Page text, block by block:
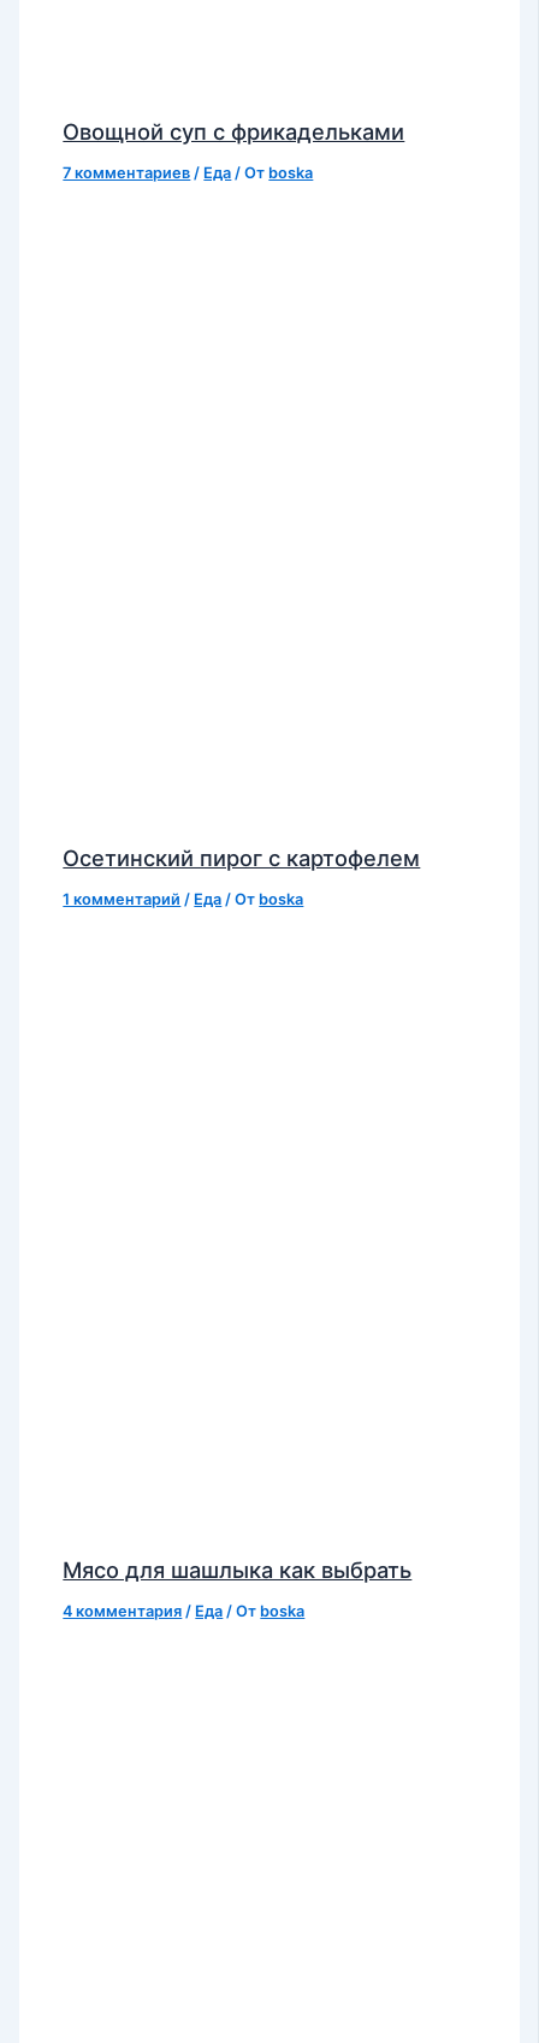
Овощной суп с фрикадельками
7 комментариев / Еда / От boska
Осетинский пирог с картофелем
1 комментарий / Еда / От boska
Мясо для шашлыка как выбрать
4 комментария / Еда / От boska